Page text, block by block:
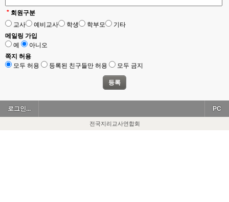
* 회원구분
교사
예비교사 학생 학부모
기타
메일링 가입
예
아니오
쪽지 허용
모두 허용
등록된 친구들만 허용 모두 금지
로그인... PC
전국지리교사연합회